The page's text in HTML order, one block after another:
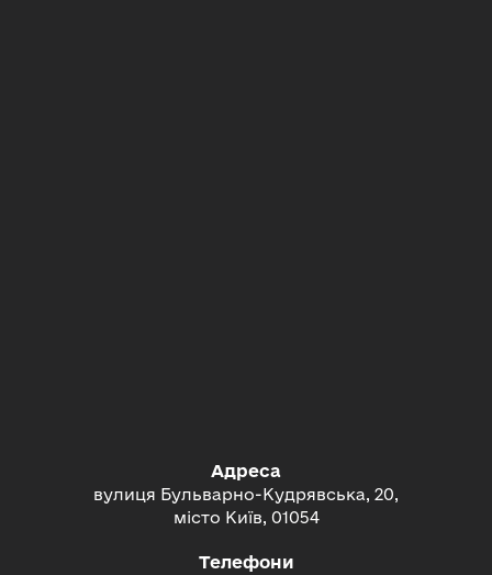
Адреса
вулиця Бульварно-Кудрявська, 20,
місто Київ, 01054
Телефони